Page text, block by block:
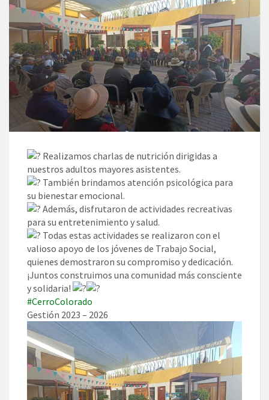
Realizamos charlas de nutrición dirigidas a
nuestros adultos mayores asistentes.
También brindamos atención psicológica para
su bienestar emocional.
Además, disfrutaron de actividades recreativas
para su entretenimiento y salud.
Todas estas actividades se realizaron con el
valioso apoyo de los jóvenes de Trabajo Social,
quienes demostraron su compromiso y dedicación.
¡Juntos construimos una comunidad más consciente
y solidaria!
#CerroColorado
Gestión 2023 – 2026